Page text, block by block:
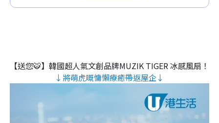
【送您🐯】韓國超人氣文創品牌MUZIK TIGER 冰感風扇！
↓將萌虎嘅慵懶療癒帶返屋企↓